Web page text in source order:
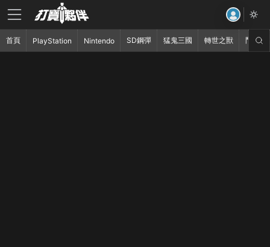
首頁 PlayStation Nintendo SD鋼彈 猛鬼三國 轉世之獸 鬥破蒼